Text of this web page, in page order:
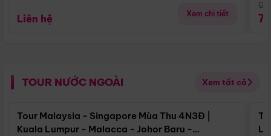
Liên hệ Xem chi tiết
TOUR NƯỚC NGOÀI Xem tất cả
Điểm nổi bật
Tour Malaysia - Singapore Mùa Thu 4N3Đ |
Kuala Lumpur - Malacca - Johor Baru -